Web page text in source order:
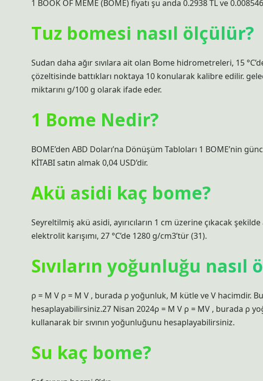
1 BOOK OF MEME (BOME) fiyatı şu anda 0.2938 TL ve 0.008546
Tuz bomesi nasıl ölçülür?
Sudan daha ağır sıvılara ait olan Bome hidrometreleri, 15
çözeltisinde battıkları noktaya 10 konularak kalibre edilir.
miktarını g/100 g olarak ifade eder.
1 Bome Nedir?
BOME’den ABD Doları’na Dönüşüm Tabloları 1 BOME’nin
KİTABI satın almak 0,04 USD’dir.
Akü asidi kaç bome?
Seyreltilmiş akü asidi, ayırıcıların 1 cm üzerine çıkacak
elektrolit karışımı, 27 °C’de 1280 g/cm3’tür (31).
Sıvıların yoğunluğu nasıl
ρ = M V ρ = M V , burada ρ yoğunluk, M kütle ve V hacimdir.
hesaplayabilirsiniz.27 Nisan 2024ρ = M V ρ = MV , burada ρ
kullanarak bir sıvının yoğunluğunu hesaplayabilirsiniz.
Su kaç bome?